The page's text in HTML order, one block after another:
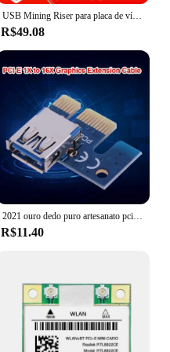
USB Mining Riser para placa de vídeo, PCI Express X16, temperatura tensão 3, RGB LED 6 P, VER016, PCIE 016, V016, 1-10pcs
R$49.08
2021 ouro dedo puro artesanato pci express 1x para usb 3.0 adaptador fêmea para pcie riser bitcoin btc mineração azul
R$11.40